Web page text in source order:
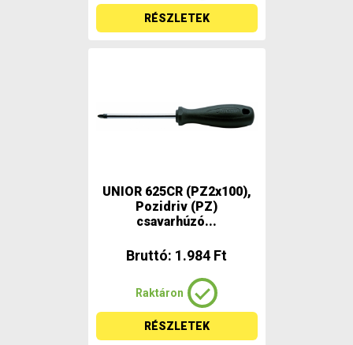
RÉSZLETEK
UNIOR 625CR (PZ2x100),
Pozidriv (PZ)
csavarhúzó...
Bruttó: 1.984 Ft
Raktáron
RÉSZLETEK